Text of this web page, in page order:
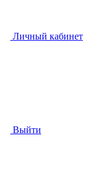
Личный кабинет
Выйти